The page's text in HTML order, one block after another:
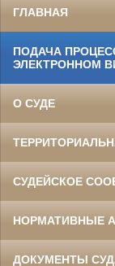
ГЛАВНАЯ
ПОДАЧА
ЭЛЕКТРОННОМ
О СУДЕ
СУДЕЙСКОЕ
НОРМАТИВНЫЕ
ДОКУМЕНТЫ